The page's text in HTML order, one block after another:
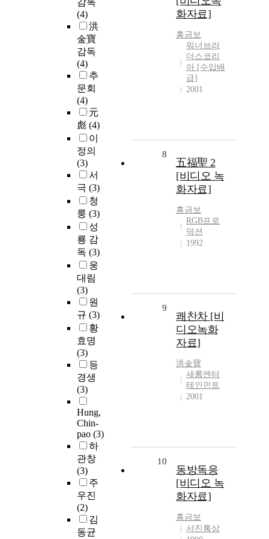
감독
(4)
洪
金寶
감독
(4)
추
문회
(4)
元
彪 (4)
이
정의
(3)
서
극 (3)
청
룽 (3)
성
룡 감
독 (3)
웅
대림
(3)
원
규 (3)
황
효명
(3)
등
경생
(3)
Hung,
Chin-
pao (3)
하
관창
(3)
주
우진
(2)
김
동균
화자료]
홍금보
워너브러
더스코리
아 [수입배
급]
2001
8
五福聖 2
[비디오 녹
화자료]
홍금보
RGB프로
덕션
1992
9
쾌찬차 [비
디오녹화
자료]
洪金寶
새롬엔터
테인먼트
2001
10
동방독응
[비디오 녹
화자료]
홍금보
서진통상